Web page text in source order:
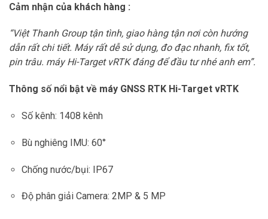
Cảm nhận của khách hàng :
“Việt Thanh Group tận tình, giao hàng tận nơi còn hướng
dẫn rất chi tiết. Máy rất dễ sử dụng, đo đạc nhanh, fix tốt,
pin trâu. máy Hi-Target vRTK đáng để đầu tư nhé anh em”.
Thông số nổi bật về máy GNSS RTK Hi-Target vRTK
Số kênh: 1408 kênh
Bù nghiêng IMU: 60°
Chống nước/bụi: IP67
Độ phân giải Camera: 2MP & 5 MP